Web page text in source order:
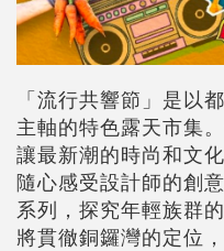
「流行共響節」是以
主軸的特色露天市集
讓最新潮的時尚和文
隨心感受設計師的創
系列，探究年輕族群
將貫徹銅鑼灣的定位